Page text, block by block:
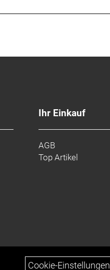
Ihr Einkauf
AGB
Top Artikel
Cookie-Einstellungen